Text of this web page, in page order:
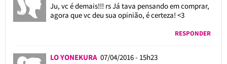
Ju, vc é demais!!! rs Já tava pensando em comprar,
agora que vc deu sua opinião, é certeza! <3
RESPONDER
LO YONEKURA 07/04/2016 - 15h23